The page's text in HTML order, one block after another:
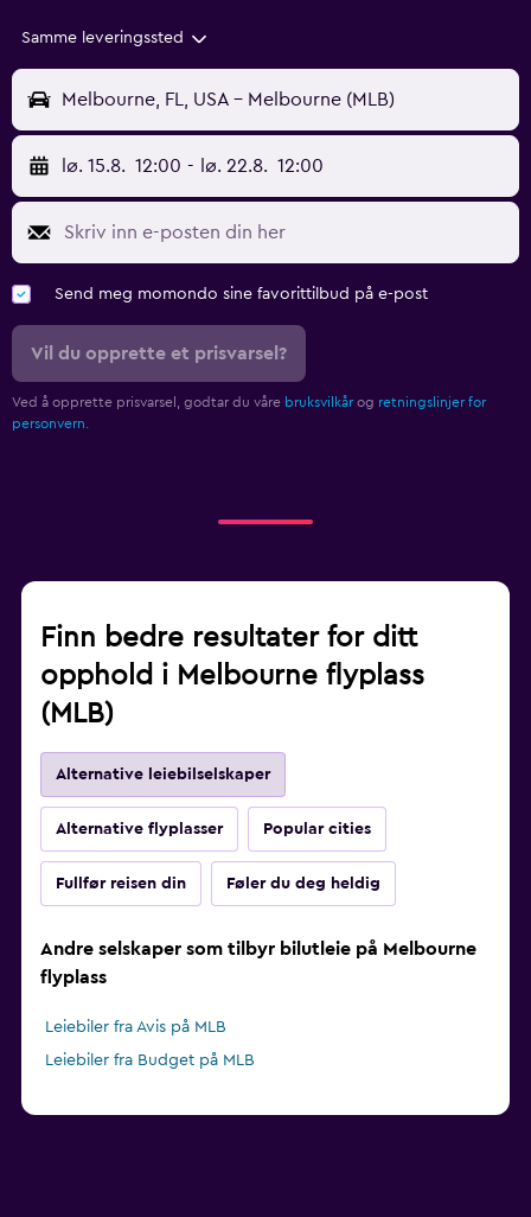
Samme leveringssted
Melbourne, FL, USA - Melbourne (MLB)
lø. 15.8. 12:00 - lø. 22.8. 12:00
Send meg momondo sine favorittilbud på e-post
Vil du opprette et prisvarsel?
Ved å opprette prisvarsel, godtar du våre bruksvilkår og retningslinjer for
personvern.
Finn bedre resultater for ditt
opphold i Melbourne flyplass
(MLB)
Alternative leiebilselskaper
Alternative flyplasser Popular cities
Fullfør reisen din Føler du deg heldig
Andre selskaper som tilbyr bilutleie på Melbourne
flyplass
Leiebiler fra Avis på MLB
Leiebiler fra Budget på MLB